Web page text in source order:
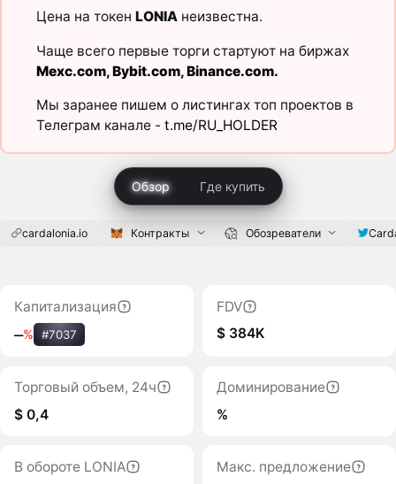
Цена на токен LONIAнеизвестна.
Чаще всего первые торги стартуют на биржах
Mexc.com,Bybit.com,Binance.com.
Мы заранее пишем о листингах топ проектов в
Телеграм канале - t.me/RU_HOLDER
Обзор Где купить
cardalonia.io Контракты Обозреватели
Капитализация
‒% #7037
FDV
$ 384K
Торговый объем, 24ч
$ 0,4
Доминирование
%
В обороте LONIA
Макс. предложение